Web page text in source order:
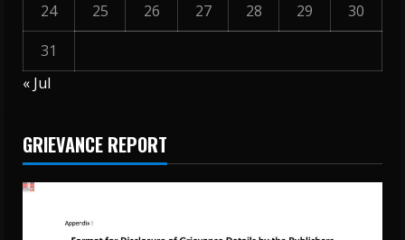
24
25 26 27 28 29
30
31
« Jul
GRIEVANCE REPORT